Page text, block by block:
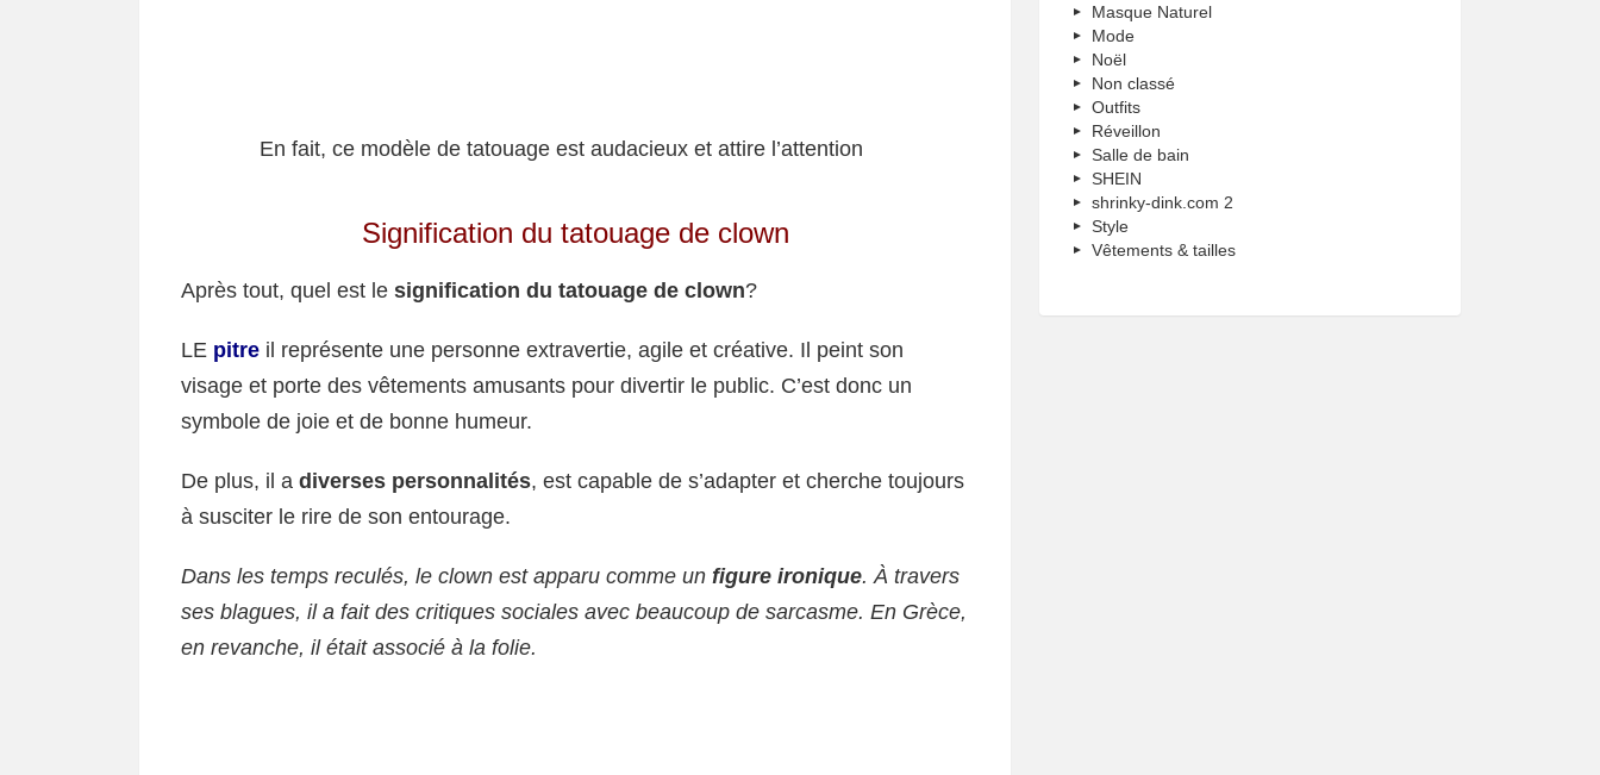
En fait, ce modèle de tatouage est audacieux et attire l’attention
Signification du tatouage de clown
Après tout, quel est le signification du tatouage de clown?
LE pitre il représente une personne extravertie, agile et créative. Il peint son
visage et porte des vêtements amusants pour divertir le public. C’est donc un
symbole de joie et de bonne humeur.
De plus, il a diverses personnalités, est capable de s’adapter et cherche toujours
à susciter le rire de son entourage.
Dans les temps reculés, le clown est apparu comme un figure ironique. À travers
ses blagues, il a fait des critiques sociales avec beaucoup de sarcasme. En Grèce,
en revanche, il était associé à la folie.
Masque Naturel
Mode
Noël
Non classé
Outfits
Réveillon
Salle de bain
SHEIN
shrinky-dink.com 2
Style
Vêtements & tailles